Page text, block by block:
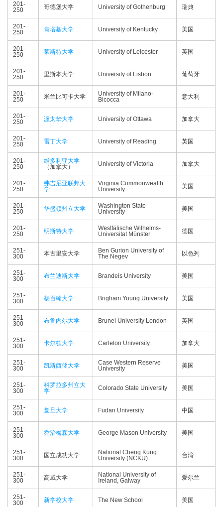
201-
250
哥德堡大学 University of Gothenburg 瑞典
201-
250
肯塔基大学 University of Kentucky 美国
201-
250
莱斯特大学 University of Leicester 英国
201-
250
里斯本大学 University of Lisbon 葡萄牙
201-
250
米兰比可卡大学
University of Milano-
Bicocca
意大利
201-
250
渥太华大学 University of Ottawa 加拿大
201-
250
雷丁大学 University of Reading 英国
201-
250
维多利亚大学
（加拿大）
University of Victoria 加拿大
201-
250
弗吉尼亚联邦大
学
Virginia Commonwealth
University
美国
201-
250
华盛顿州立大学
Washington State
University
美国
201-
250
明斯特大学
Westfälische Wilhelms-
Universitat Münster
德国
251-
300
本古里安大学
Ben Gurion University of
The Negev
以色列
251-
300
布兰迪斯大学 Brandeis University 美国
251-
300
杨百翰大学 Brigham Young University 美国
251-
300
布鲁内尔大学 Brunel University London 英国
251-
300
卡尔顿大学 Carleton University 加拿大
251-
300
凯斯西储大学
Case Western Reserve
University
美国
251-
300
科罗拉多州立大
学
Colorado State University 美国
251-
300
复旦大学 Fudan University 中国
251-
300
乔治梅森大学 George Mason University 美国
251-
300
国立成功大学
National Cheng Kung
University (NCKU)
台湾
251-
300
高威大学
National University of
Ireland, Galway
爱尔兰
251-
300
新学校大学 The New School 美国